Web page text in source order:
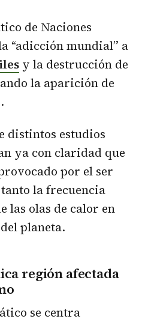
de Naciones
“adicción mundial” a
y la destrucción de
la aparición de
distintos estudios
ya con claridad que
por el ser
la frecuencia
las olas de calor en
planeta.
región afectada
se centra